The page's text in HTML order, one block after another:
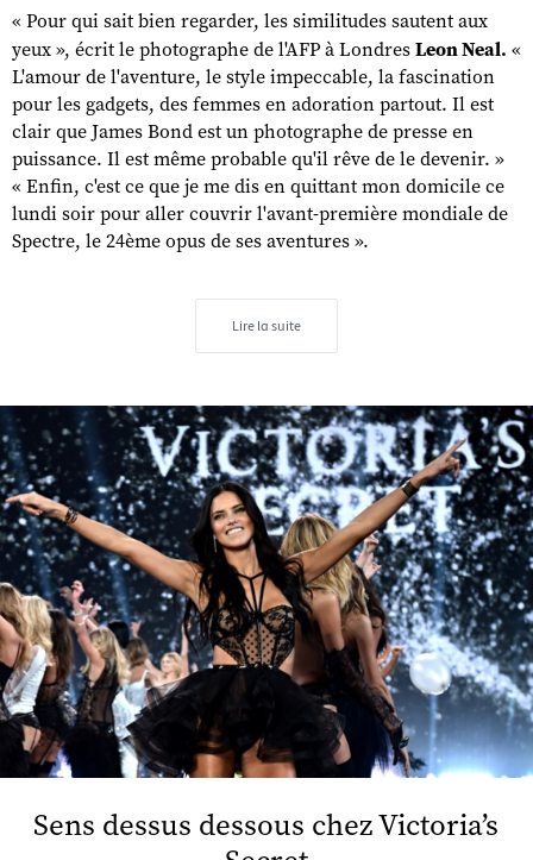
« Pour qui sait bien regarder, les similitudes sautent aux
yeux », écrit le photographe de l'AFP à Londres Leon Neal. «
L'amour de l'aventure, le style impeccable, la fascination
pour les gadgets, des femmes en adoration partout. Il est
clair que James Bond est un photographe de presse en
puissance. Il est même probable qu'il rêve de le devenir. »
« Enfin, c'est ce que je me dis en quittant mon domicile ce
lundi soir pour aller couvrir l'avant-première mondiale de
Spectre, le 24ème opus de ses aventures ».
Lire la suite
Sens dessus dessous chez Victoria’s